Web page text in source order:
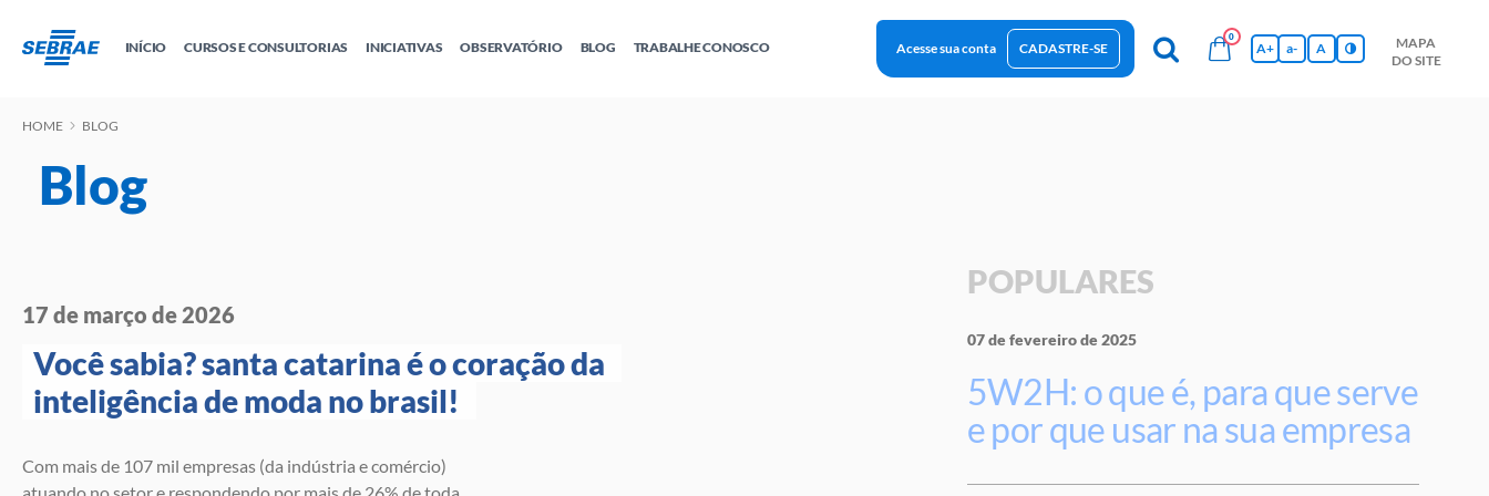
INÍCIO CURSOS E CONSULTORIAS INICIATIVAS
Educação Empreendedora
Cidade Empreendedora
OBSERVATÓRIO BLOG TRABALHE CONOSCO Acesse sua conta CADASTRE-SE
0
A+ a- A
MAPA
DO SITE
HOME BLOG
Blog
17 de março de 2026
Você sabia? santa catarina é o coração da
inteligência de moda no brasil!
Com mais de 107 mil empresas (da indústria e comércio)
POPULARES
07 de fevereiro de 2025
5W2H: o que é, para que serve
e por que usar na sua empresa